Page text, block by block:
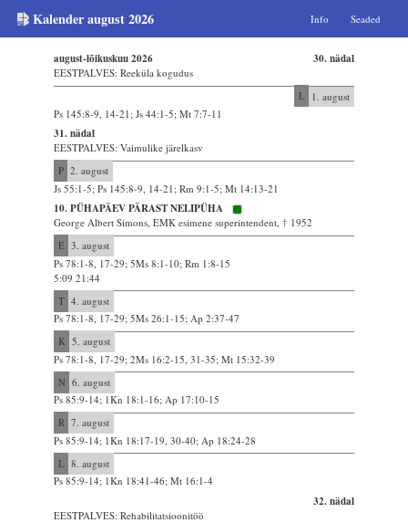
Kalender august 2026 Info Seaded
30. nädal
august-lõikuskuu 2026
EESTPALVES: Reeküla kogudus
L
1. august
Ps 145:8-9, 14-21; Js 44:1-5; Mt 7:7-11
31. nädal
EESTPALVES: Vaimulike järelkasv
P 2. august
Js 55:1-5; Ps 145:8-9, 14-21; Rm 9:1-5; Mt 14:13-21
10. PÜHAPÄEV PÄRAST NELIPÜHA
George Albert Simons, EMK esimene superintendent, † 1952
E 3. august
Ps 78:1-8, 17-29; 5Ms 8:1-10; Rm 1:8-15
5:09 21:44
T 4. august
Ps 78:1-8, 17-29; 5Ms 26:1-15; Ap 2:37-47
K 5. august
Ps 78:1-8, 17-29; 2Ms 16:2-15, 31-35; Mt 15:32-39
N 6. august
Ps 85:9-14; 1Kn 18:1-16; Ap 17:10-15
R 7. august
Ps 85:9-14; 1Kn 18:17-19, 30-40; Ap 18:24-28
L 8. august
Ps 85:9-14; 1Kn 18:41-46; Mt 16:1-4
32. nädal
EESTPALVES: Rehabilitatsioonitöö